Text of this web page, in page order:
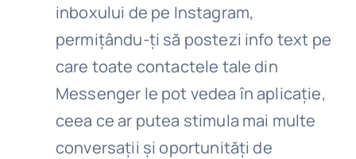
inboxului de pe Instagram,
permițându-ți să postezi info text pe
care toate contactele tale din
Messenger le pot vedea în aplicație,
ceea ce ar putea stimula mai multe
conversații și oportunități de